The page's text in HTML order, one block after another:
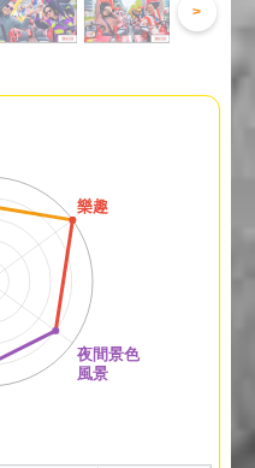
>